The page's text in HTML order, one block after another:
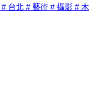
# 台北 # 藝術 # 攝影 # 木